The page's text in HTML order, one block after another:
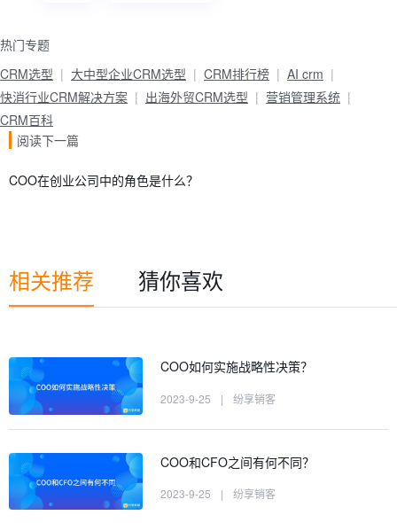
热门专题
CRM选型
大中型企业CRM选型 CRM排行榜
AI crm
快消行业CRM解决方案
出海外贸CRM选型
营销管理系统
CRM百科
阅读下一篇
COO在创业公司中的角色是什么？
相关推荐 猜你喜欢
COO如何实施战略性决策？
2023-9-25 | 纷享销客
COO和CFO之间有何不同？
2023-9-25 | 纷享销客